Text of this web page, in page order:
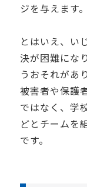
ジを与えます。
とはいえ、い
決が困難にな
うおそれがあ
被害者や保護
ではなく、学
どとチームを
です。